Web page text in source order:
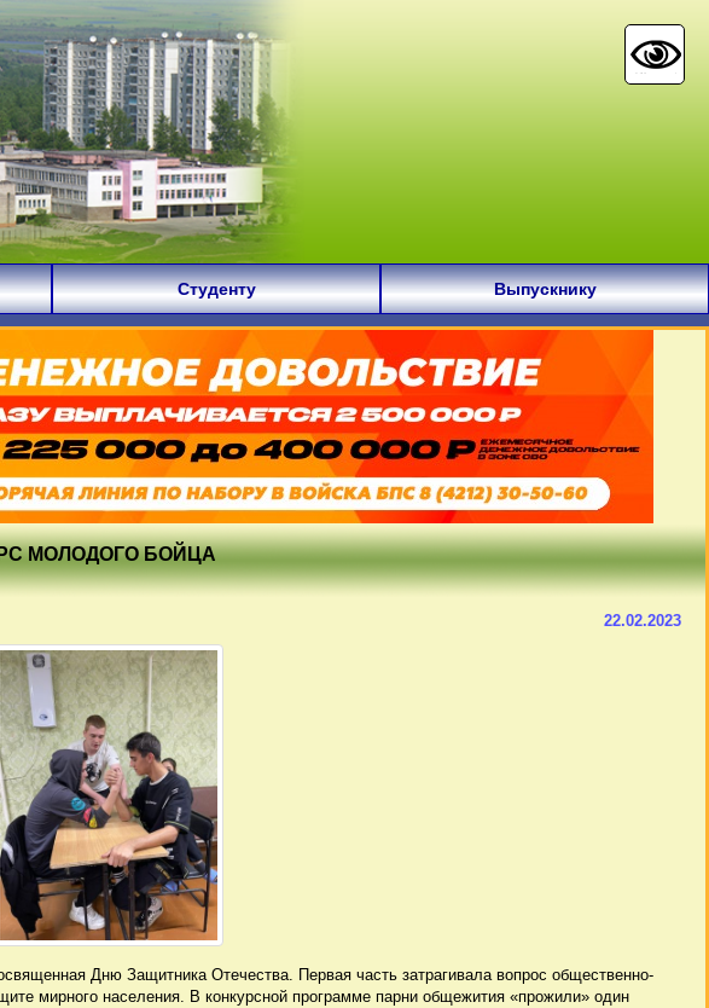
Студенту Выпускнику
МОЛОДОГО БОЙЦА
22.02.2023
Дню Защитника Отечества. Первая часть затрагивала вопрос общественно-
мирного населения. В конкурсной программе парни общежития «прожили» один